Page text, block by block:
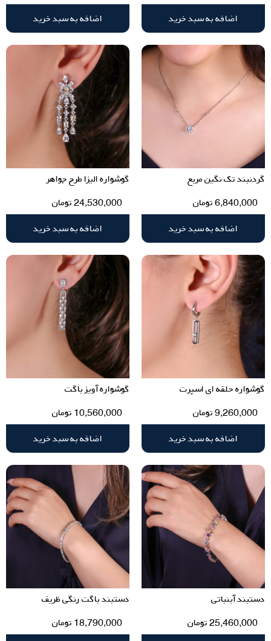
اضافه به سبد خرید
اضافه به سبد خرید
گردنبند تک نگین مربع
6,840,000تومان
اضافه به سبد خرید
گوشواره الیزا طرح جواهر
24,530,000تومان
اضافه به سبد خرید
گوشواره حلقه ای اسپرت
9,260,000تومان
اضافه به سبد خرید
گوشواره آویز باگت
10,560,000 تومان
اضافه به سبد خرید
دستبند آبنباتی
25,460,000تومان
دستبند باگت رنگی ظریف
18,790,000 تومان